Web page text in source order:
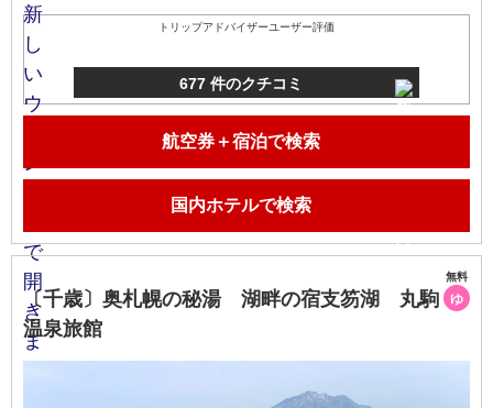
トリップアドバイザーユーザー評価
677 件のクチコミ
航空券＋宿泊で検索
国内ホテルで検索
〔千歳〕奥札幌の秘湯 湖畔の宿支笏湖 丸駒
温泉旅館
無料
ゆ